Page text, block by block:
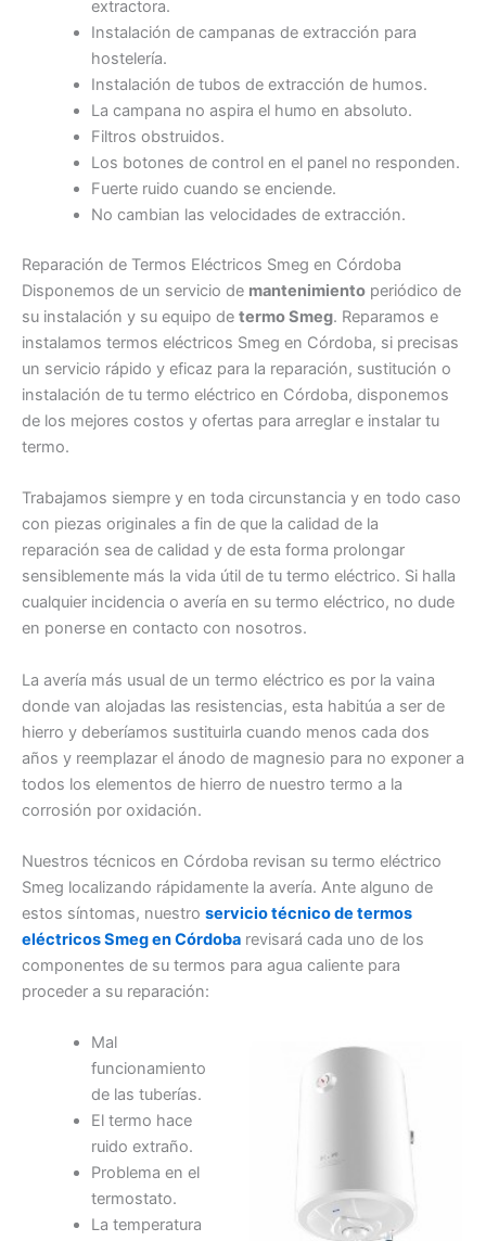
extractora.
Instalación de campanas de extracción para
hostelería.
Instalación de tubos de extracción de humos.
La campana no aspira el humo en absoluto.
Filtros obstruidos.
Los botones de control en el panel no responden.
Fuerte ruido cuando se enciende.
No cambian las velocidades de extracción.
Reparación de Termos Eléctricos Smeg en Córdoba
Disponemos de un servicio de mantenimiento periódico de
su instalación y su equipo de termo Smeg. Reparamos e
instalamos termos eléctricos Smeg en Córdoba, si precisas
un servicio rápido y eficaz para la reparación, sustitución o
instalación de tu termo eléctrico en Córdoba, disponemos
de los mejores costos y ofertas para arreglar e instalar tu
termo.
Trabajamos siempre y en toda circunstancia y en todo caso
con piezas originales a fin de que la calidad de la
reparación sea de calidad y de esta forma prolongar
sensiblemente más la vida útil de tu termo eléctrico. Si halla
cualquier incidencia o avería en su termo eléctrico, no dude
en ponerse en contacto con nosotros.
La avería más usual de un termo eléctrico es por la vaina
donde van alojadas las resistencias, esta habitúa a ser de
hierro y deberíamos sustituirla cuando menos cada dos
años y reemplazar el ánodo de magnesio para no exponer a
todos los elementos de hierro de nuestro termo a la
corrosión por oxidación.
Nuestros técnicos en Córdoba revisan su termo eléctrico
Smeg localizando rápidamente la avería. Ante alguno de
estos síntomas, nuestro servicio técnico de termos
eléctricos Smeg en Córdoba revisará cada uno de los
componentes de su termos para agua caliente para
proceder a su reparación:
Mal
funcionamiento
de las tuberías.
El termo hace
ruido extraño.
Problema en el
termostato.
La temperatura